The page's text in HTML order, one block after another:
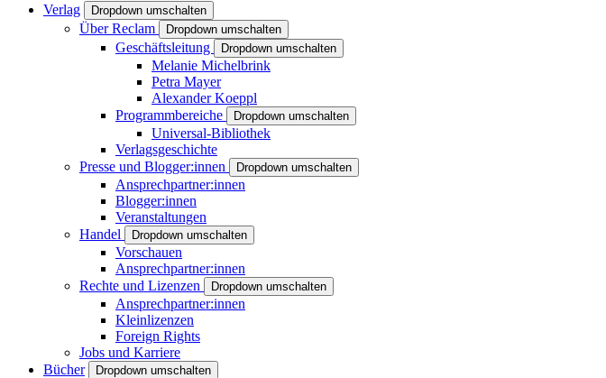
Verlag Dropdown umschalten
Über Reclam Dropdown umschalten
Geschäftsleitung Dropdown umschalten
Melanie Michelbrink
Petra Mayer
Alexander Koeppl
Programmbereiche
Dropdown umschalten
Universal-Bibliothek
Verlagsgeschichte
Presse und Blogger:innen
Dropdown umschalten
Ansprechpartner:innen
Blogger:innen
Veranstaltungen
Handel
Dropdown umschalten
Vorschauen
Ansprechpartner:innen
Rechte und Lizenzen
Dropdown umschalten
Ansprechpartner:innen
Kleinlizenzen
Foreign Rights
Jobs und Karriere
Bücher
Dropdown umschalten